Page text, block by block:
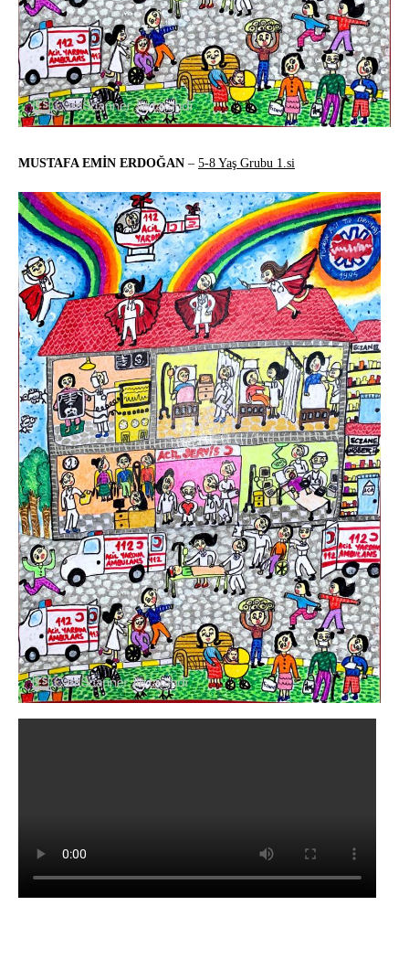
MUSTAFA EMİN ERDOĞAN – 5-8 Yaş Grubu 1.si